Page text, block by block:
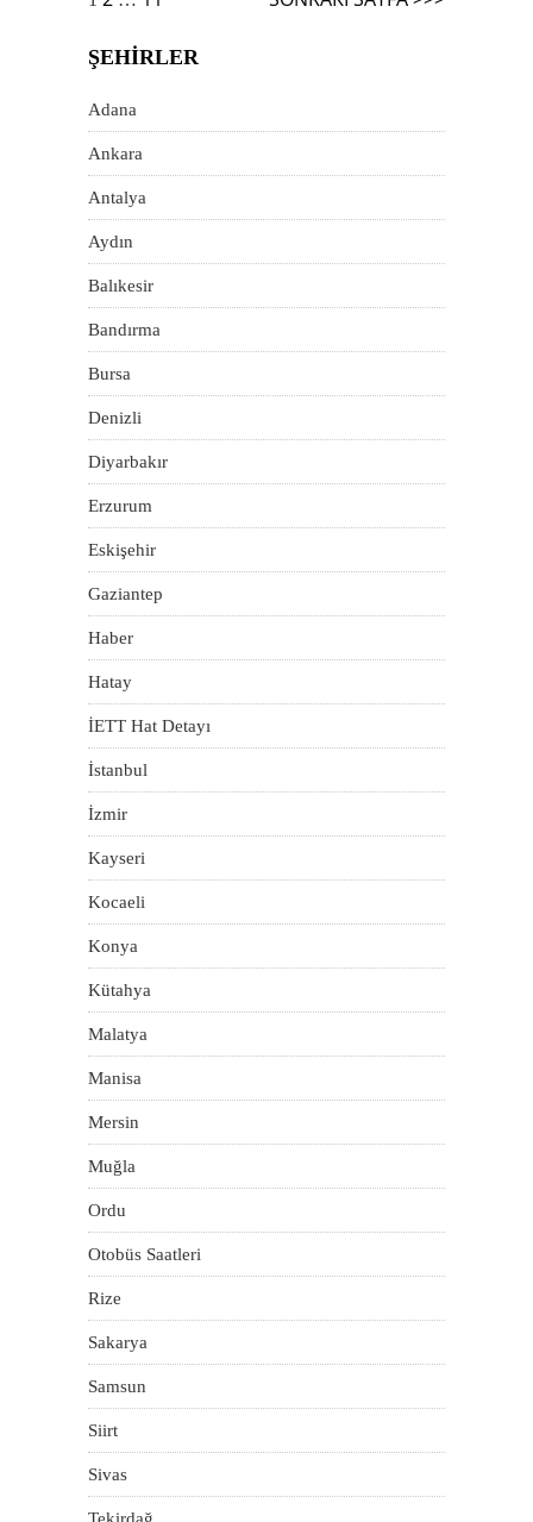
ŞEHIRLER
Adana
Ankara
Antalya
Aydın
Balıkesir
Bandırma
Bursa
Denizli
Diyarbakır
Erzurum
Eskişehir
Gaziantep
Haber
Hatay
İETT Hat Detayı
İstanbul
İzmir
Kayseri
Kocaeli
Konya
Kütahya
Malatya
Manisa
Mersin
Muğla
Ordu
Otobüs Saatleri
Rize
Sakarya
Samsun
Siirt
Sivas